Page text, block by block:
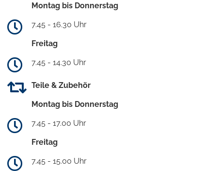
Montag bis Donnerstag
7.45 - 16.30 Uhr
Freitag
7.45 - 14.30 Uhr
Teile & Zubehör
Montag bis Donnerstag
7.45 - 17.00 Uhr
Freitag
7.45 - 15.00 Uhr